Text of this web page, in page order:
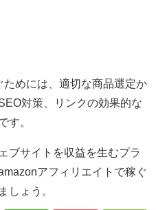
めには、適切な商品選定か
対策、リンクの効果的な
す。
ブサイトを収益を生むプラ
アフィリエイトで稼ぐ
しょう。